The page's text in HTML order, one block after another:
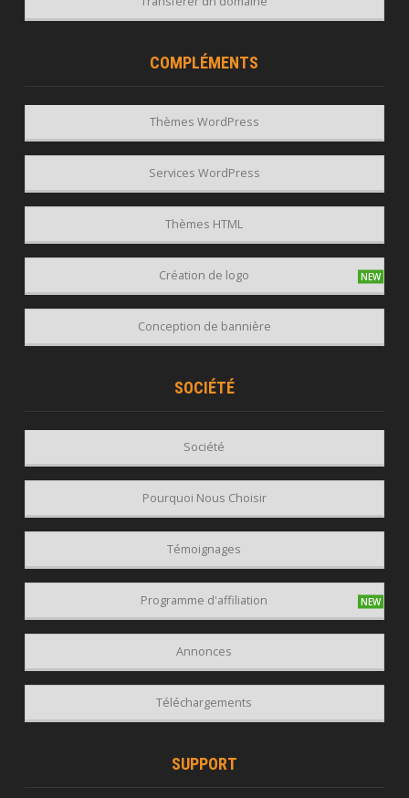
COMPLÉMENTS
Thèmes WordPress
Thèmes HTML
Création de logo
Conception de bannière
Services WordPress
SOCIÉTÉ
Société
Pourquoi Nous Choisir
Témoignages
Programme d'affiliation
Annonces
Téléchargements
SUPPORT